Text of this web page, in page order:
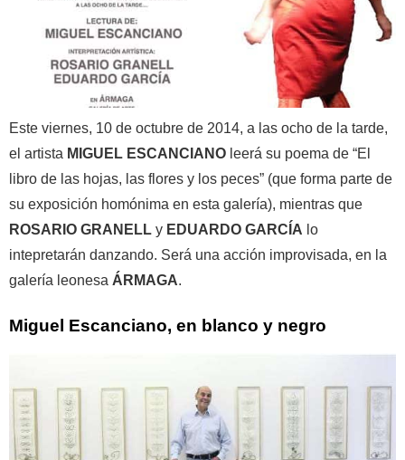
Este viernes, 10 de octubre de 2014, a las ocho de la tarde,
el artista MIGUEL ESCANCIANO leerá su poema de “El
libro de las hojas, las flores y los peces” (que forma parte de
su exposición homónima en esta galería), mientras que
ROSARIO GRANELL y EDUARDO GARCÍA lo
intepretarán danzando. Será una acción improvisada, en la
galería leonesa ÁRMAGA.
Miguel Escanciano, en blanco y negro